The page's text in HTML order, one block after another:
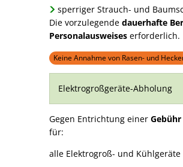
sperriger Strauch- und
Die vorzulegende dauerhafte
Personalausweises erforderlich.
Keine Annahme von Rasen- und
Elektrogroßgeräte-Abholung
Gegen Entrichtung einer
für:
alle Elektrogroß- und Kühlgeräte